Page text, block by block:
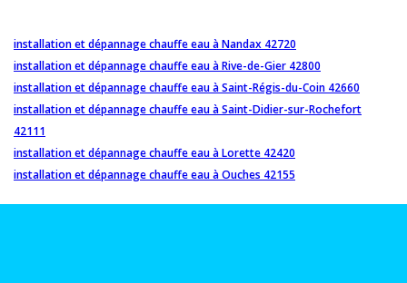
installation et dépannage chauffe eau à Nandax 42720
installation et dépannage chauffe eau à Rive-de-Gier 42800
installation et dépannage chauffe eau à Saint-Régis-du-Coin 42660
installation et dépannage chauffe eau à Saint-Didier-sur-Rochefort
42111
installation et dépannage chauffe eau à Lorette 42420
installation et dépannage chauffe eau à Ouches 42155